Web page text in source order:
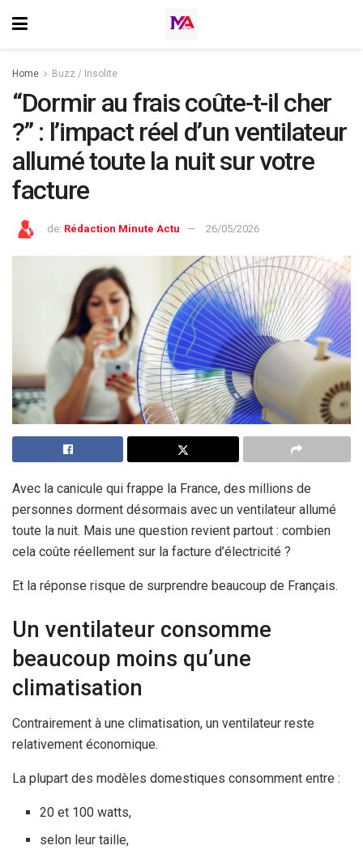
Home Buzz / Insolite
“Dormir au frais coûte-t-il cher
?” : l’impact réel d’un ventilateur
allumé toute la nuit sur votre
facture
de: Rédaction Minute Actu 26/05/2026
Avec la canicule qui frappe la France, des millions de
personnes dorment désormais avec un ventilateur allumé
toute la nuit. Mais une question revient partout : combien
cela coûte réellement sur la facture d’électricité ?
Et la réponse risque de surprendre beaucoup de Français.
Un ventilateur consomme
beaucoup moins qu’une
climatisation
Contrairement à une climatisation, un ventilateur reste
relativement économique.
La plupart des modèles domestiques consomment entre :
20 et 100 watts,
selon leur taille,